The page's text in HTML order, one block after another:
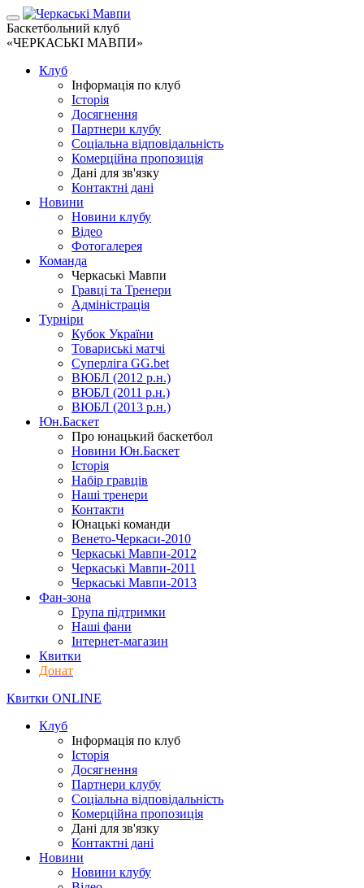
Баскетбольний клуб
«ЧЕРКАСЬКІ МАВПИ»
Клуб
Інформація по клуб
Історія
Досягнення
Партнери клубу
Соціальна відповідальність
Комерційна пропозиція
Дані для зв'язку
Контактні дані
Новини
Новини клубу
Відео
Фотогалерея
Команда
Черкаські Мавпи
Гравці та Тренери
Адміністрація
Турніри
Кубок України
Товариські матчі
Суперліга GG.bet
ВЮБЛ (2012 р.н.)
ВЮБЛ (2011 р.н.)
ВЮБЛ (2013 р.н.)
Юн.Баскет
Про юнацький баскетбол
Новини Юн.Баскет
Історія
Набір гравців
Наші тренери
Контакти
Юнацькі команди
Венето-Черкаси-2010
Черкаські Мавпи-2012
Черкаські Мавпи-2011
Черкаські Мавпи-2013
Фан-зона
Група підтримки
Наші фани
Інтернет-магазин
Квитки
Донат
Квитки ONLINE
Клуб
Інформація по клуб
Історія
Досягнення
Партнери клубу
Соціальна відповідальність
Комерційна пропозиція
Дані для зв'язку
Контактні дані
Новини
Новини клубу